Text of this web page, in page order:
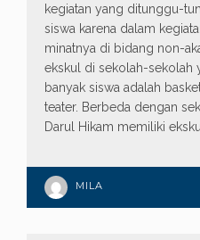
kegiatan yang ditunggu-
siswa karena dalam
minatnya di bidang non-
ekskul di sekolah-sekolah
banyak siswa adalah
teater. Berbeda dengan
Darul Hikam memiliki ekskul
MILA